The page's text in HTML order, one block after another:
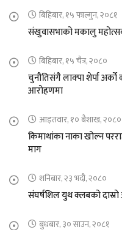
बिहिबार, १५ फाल्गुन, २०८१
संखुवासभाको मकालु
बिहिबार, १५ चैत्र, २०८०
चुनौतिसंगै लाक्पा शेर्पा
आरोहणमा
आइतवार, १० बैशाख, २०८०
किमाथांका नाका खोल्न
माग
शनिबार, २३ भदौ, २०८०
संघर्षशिल युथ क्लबको दास्रो
बुधबार, ३० साउन, २०८१